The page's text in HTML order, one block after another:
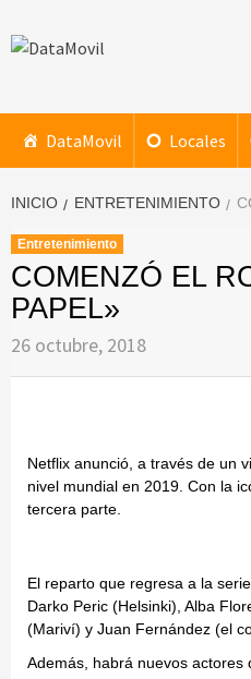
al
DataMovil Locales
INICIO ENTRETENIMIENTO
Entretenimiento
COMENZÓ EL
PAPEL»
26 octubre, 2018
Netflix anunció, a través de un
nivel mundial en 2019. Con la
tercera parte.
El reparto que regresa a la
Darko Peric (Helsinki), Alba
(Mariví) y Juan Fernández (el
Además, habrá nuevos actores